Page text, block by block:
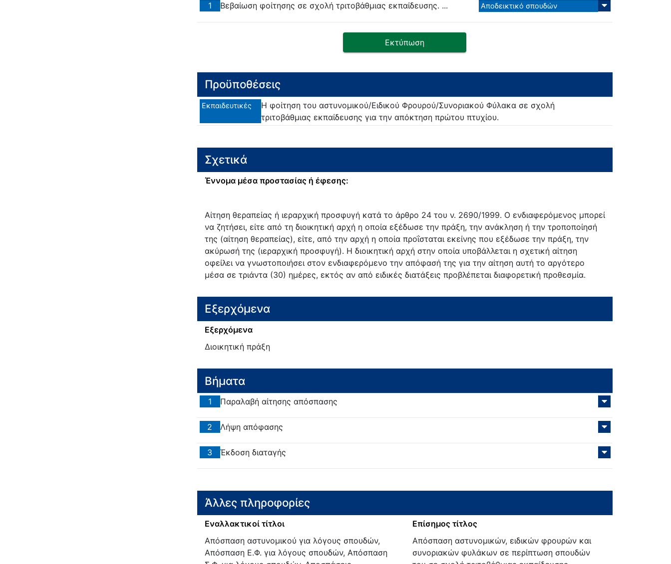
1 Βεβαίωση φοίτησης σε σχολή τριτοβάθμιας εκπαίδευσης. ... Αποδεικτικό σπουδών
Εκτύπωση
Προϋποθέσεις
Εκπαιδευτικές
Η φοίτηση του αστυνομικού/Ειδικού Φρουρού/Συνοριακού Φύλακα σε σχολή
τριτοβάθμιας εκπαίδευσης για την απόκτηση πρώτου πτυχίου.
Σχετικά
Έννομα μέσα προστασίας ή έφεσης:
Αίτηση θεραπείας ή ιεραρχική προσφυγή κατά το άρθρο 24 του ν. 2690/1999. Ο ενδιαφερόμενος μπορεί
να ζητήσει, είτε από τη διοικητική αρχή η οποία εξέδωσε την πράξη, την ανάκληση ή την τροποποίησή
της (αίτηση θεραπείας), είτε, από την αρχή η οποία προΐσταται εκείνης που εξέδωσε την πράξη, την
ακύρωσή της (ιεραρχική προσφυγή). Η διοικητική αρχή στην οποία υποβάλλεται η σχετική αίτηση
οφείλει να γνωστοποιήσει στον ενδιαφερόμενο την απόφασή της για την αίτηση αυτή το αργότερο
μέσα σε τριάντα (30) ημέρες, εκτός αν από ειδικές διατάξεις προβλέπεται διαφορετική προθεσμία.
Εξερχόμενα
Εξερχόμενα
Διοικητική πράξη
Βήματα
1 Παραλαβή αίτησης απόσπασης
2 Λήψη απόφασης
3 Έκδοση διαταγής
Άλλες πληροφορίες
Εναλλακτικοί τίτλοι
Απόσπαση αστυνομικού για λόγους σπουδών,
Απόσπαση Ε.Φ. για λόγους σπουδών, Απόσπαση
Επίσημος τίτλος
Απόσπαση αστυνομικών, ειδικών φρουρών και
συνοριακών φυλάκων σε περίπτωση σπουδών